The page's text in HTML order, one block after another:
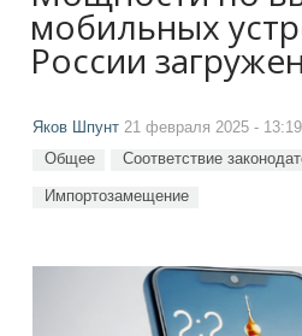
мобильных
России
Яков Шпунт 21 февраля 2025 - 13:19
Общее Соответствие
Импортозамещение